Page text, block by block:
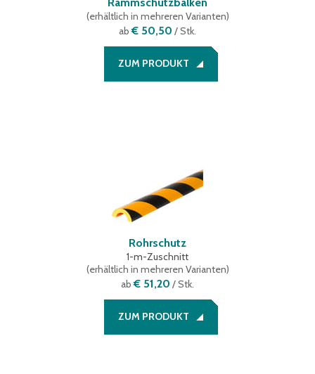
(erhältlich in mehreren Varianten)
ab€ 50,50 / Stk.
ZUM PRODUKT
Rohrschutz
1-m-Zuschnitt
(erhältlich in mehreren Varianten)
ab€ 51,20 / Stk.
ZUM PRODUKT